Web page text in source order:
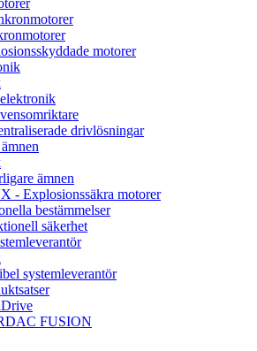
motorer
drivlösningar
ämnen
- Explosionssäkra motorer
bestämmelser
säkerhet
systemleverantör
FUSION